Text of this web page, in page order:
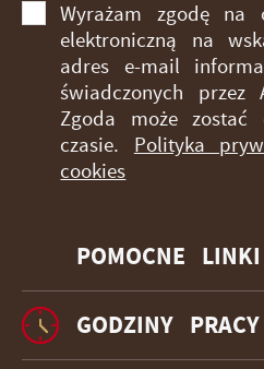
POMOCNE LINKI
Wyrażam zgodę na
elektroniczną na
adres e-mail
świadczonych przez
Zgoda może
czasie. Polityka
cookies
GODZINY